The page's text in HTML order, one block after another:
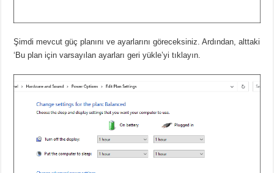
Şimdi mevcut güç planını ve ayarlarını göreceksiniz. Ardından, alttaki
‘Bu plan için varsayılan ayarları geri yükle’yi tıklayın.